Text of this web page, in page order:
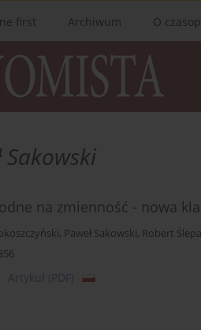
first Archiwum O
Sakowski
na zmienność - nowa
, Paweł Sakowski, Robert
Artykuł (PDF)